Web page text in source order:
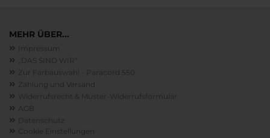
MEHR ÜBER...
Impressum
„DAS SIND WIR“
Zur Farbauswahl - Paracord 550
Zahlung und Versand
Widerrufsrecht & Muster-Widerrufsformular
AGB
Datenschutz
Cookie Einstellungen